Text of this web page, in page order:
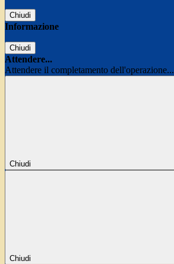
Chiudi
Informazione
Chiudi
Attendere...
Attendere il completamento dell'operazione...
Chiudi
Chiudi